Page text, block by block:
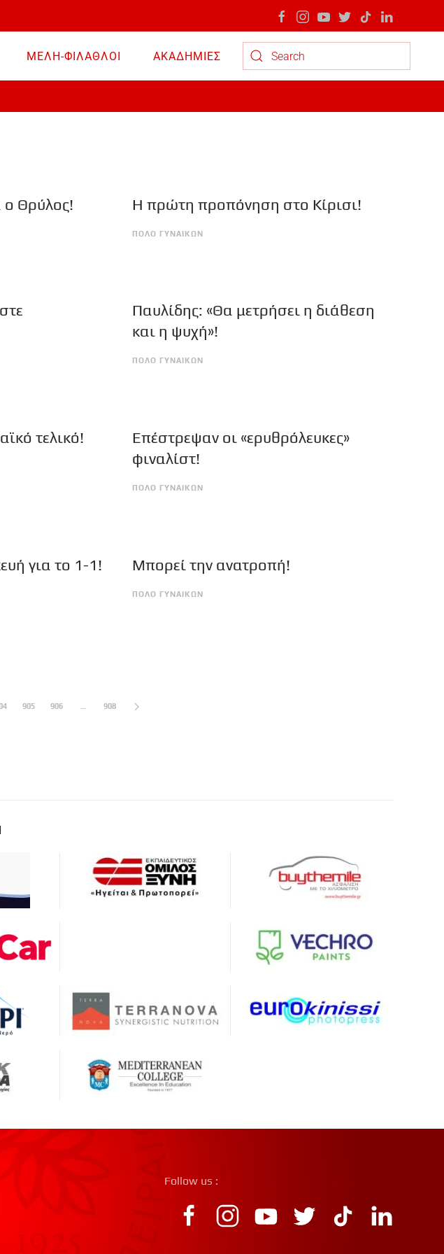
ΜΕΛΗ-ΦΙΛΑΘΛΟΙ
ΑΚΑΔΗΜΙΕΣ
Type 2 or more characters for results.
Θρύλος! Η πρώτη προπόνηση στο Κίρισι!
ΠΟΛΟ ΓΥΝΑΙΚΩΝ
Παυλίδης: «Θα μετρήσει η διάθεση
και η ψυχή»!
ΠΟΛΟ ΓΥΝΑΙΚΩΝ
τελικό!
Επέστρεψαν οι «ερυθρόλευκες»
φιναλίστ!
ΠΟΛΟ ΓΥΝΑΙΚΩΝ
για το 1-1! Μπορεί την ανατροπή!
ΠΟΛΟ ΓΥΝΑΙΚΩΝ
905 906 908
Follow us :